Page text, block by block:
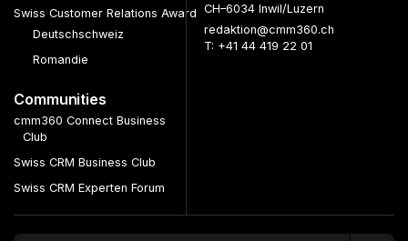
Swiss Customer Relations Award
Deutschschweiz
Romandie
Communities
cmm360 Connect Business
Club
Swiss CRM Business Club
Swiss CRM Experten Forum
CH–6034 Inwil/Luzern
redaktion@cmm360.ch
T: +41 44 419 22 01